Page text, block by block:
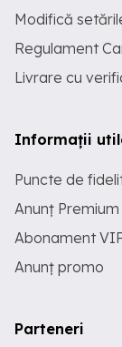
Modifică
Regulament
Livrare cu
Informații
Puncte de
Anunț Premium
Abonament
Anunț promo
Parteneri